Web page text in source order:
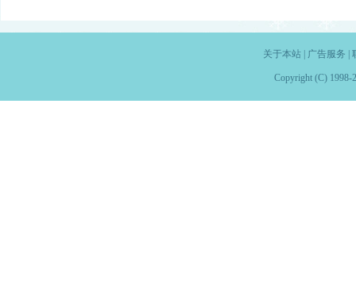
关于本站| 广告服务
Copyright (C) 1998-